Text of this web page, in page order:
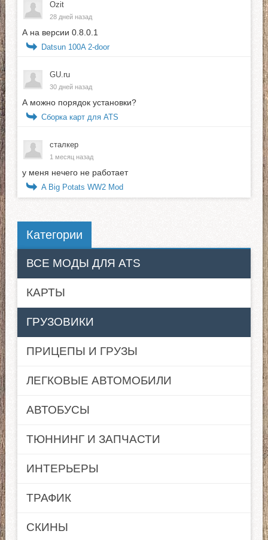
Ozit
28 дней назад
А на версии 0.8.0.1
Datsun 100A 2-door
GU.ru
30 дней назад
А можно порядок установки?
Сборка карт для ATS
сталкер
1 месяц назад
у меня нечего не работает
A Big Potats WW2 Mod
Категории
ВСЕ МОДЫ ДЛЯ ATS
КАРТЫ
ГРУЗОВИКИ
ПРИЦЕПЫ И ГРУЗЫ
ЛЕГКОВЫЕ АВТОМОБИЛИ
АВТОБУСЫ
ТЮННИНГ И ЗАПЧАСТИ
ИНТЕРЬЕРЫ
ТРАФИК
СКИНЫ